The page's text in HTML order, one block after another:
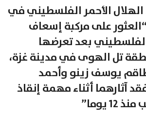
الأحمر الفلسطيني في
على مركبة إسعاف
الفلسطيني بعد تعرضها
تل الهوى في مدينة غزة،
يوسف زينو وأحمد
آثارهما أثناء مهمة إنقاذ
يوما”